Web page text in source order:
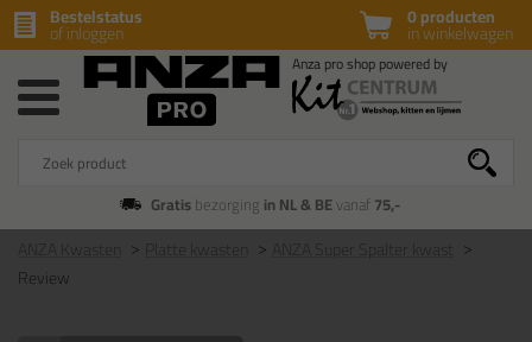
0 producten
in winkelwagen
Bestelstatus
of inloggen
Gratisbezorging in NL & BEvanaf75,-
ANZA Kwasten Platte kwasten
ANZA Super Spalter kwast
Review